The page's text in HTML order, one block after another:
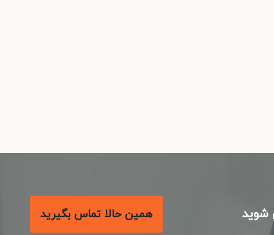
همین حالا تماس بگیرید